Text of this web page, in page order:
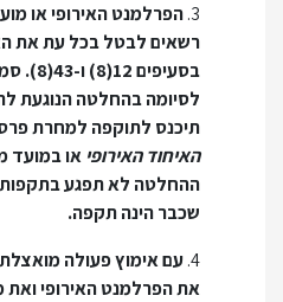
3. הפרלמנט האירופי או
רשאים לבטל בכל עת את
לסיומה בהחלטה הנוגעת
תיכנס לתוקפה למחרת
האיחוד האירופי או במועד
ההחלטה לא תפגע
שכבר הינה תקפה.
4. עם אימוץ פעולה
את הפרלמנט האירופי ואת